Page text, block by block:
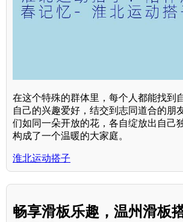
在这个特殊的群体里，每个人都能找到
自己的兴趣爱好，结交到志同道合的朋
们如同一朵开放的花，各自绽放出自己
构成了一个温暖的大家庭。
淮北运动搭子
畅享滑板乐趣，温州滑板